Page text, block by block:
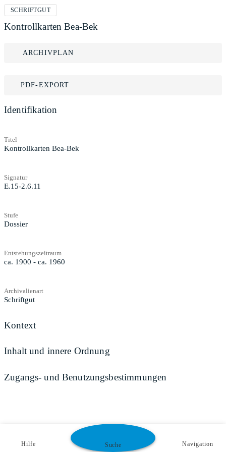
SCHRIFTGUT
Kontrollkarten Bea-Bek
ARCHIVPLAN
PDF-EXPORT
Identifikation
Titel
Kontrollkarten Bea-Bek
Signatur
E.15-2.6.11
Stufe
Dossier
Entstehungszeitraum
ca. 1900 - ca. 1960
Archivalienart
Schriftgut
Kontext
Inhalt und innere Ordnung
Zugangs- und Benutzungsbestimmungen
Hilfe Suche Navigation